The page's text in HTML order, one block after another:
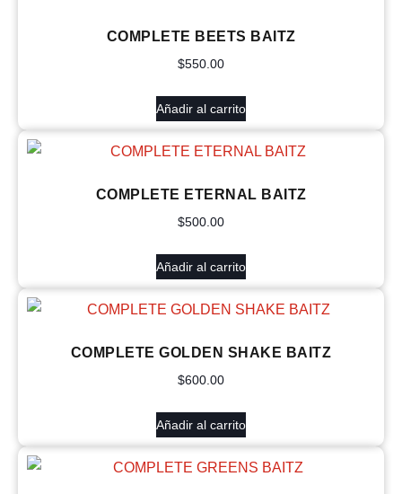
COMPLETE BEETS BAITZ
$550.00
Añadir al carrito
COMPLETE ETERNAL BAITZ
$500.00
Añadir al carrito
COMPLETE GOLDEN SHAKE BAITZ
$600.00
Añadir al carrito